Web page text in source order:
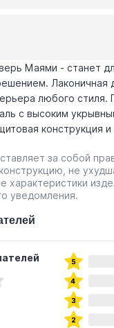
Маями - станет
Лаконичная
любого стиля.
с высоким
конструкция
за собой
не
характеристики
уведомления.